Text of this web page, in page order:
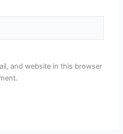
and website in this browser